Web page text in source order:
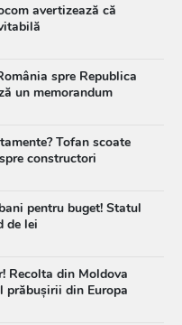
avertizează că
spre Republica
un memorandum
Tofan scoate
constructori
pentru buget! Statul
de lei
Recolta din Moldova
prăbușirii din Europa